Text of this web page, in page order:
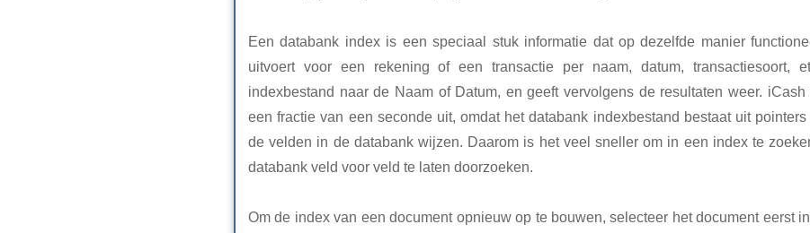
Een databank index is een speciaal stuk informatie dat op dezelfde manier
uitvoert voor een rekening of een transactie per naam, datum, transactiesoort,
indexbestand naar de Naam of Datum, en geeft vervolgens de resultaten weer.
een fractie van een seconde uit, omdat het databank indexbestand bestaat uit
de velden in de databank wijzen. Daarom is het veel sneller om in een index te
databank veld voor veld te laten doorzoeken.
Om de index van een document opnieuw op te bouwen, selecteer het document eerst